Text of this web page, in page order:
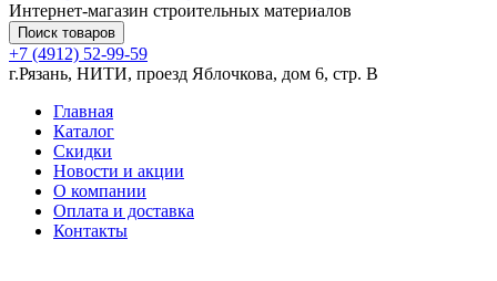
Интернет-магазин строительных материалов
Поиск товаров
+7 (4912) 52-99-59
г.Рязань, НИТИ, проезд Яблочкова, дом 6, стр. В
Главная
Каталог
Скидки
Новости и акции
О компании
Оплата и доставка
Контакты